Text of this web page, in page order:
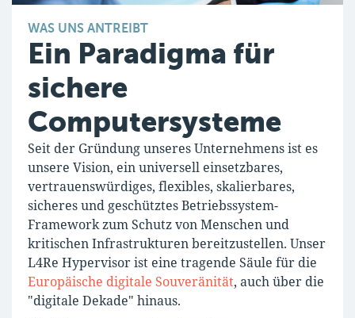
WAS UNS ANTREIBT
Ein Paradigma für
sichere
Computersysteme
Seit der Gründung unseres Unternehmens ist es
unsere Vision, ein universell einsetzbares,
vertrauenswürdiges, flexibles, skalierbares,
sicheres und geschütztes Betriebssystem-
Framework zum Schutz von Menschen und
kritischen Infrastrukturen bereitzustellen. Unser
L4Re Hypervisor ist eine tragende Säule für die
Europäische digitale Souveränität, auch über die
"digitale Dekade" hinaus.